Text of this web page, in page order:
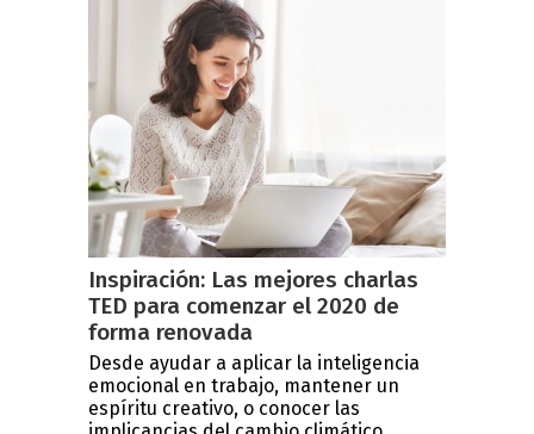
Inspiración: Las mejores charlas
TED para comenzar el 2020 de
forma renovada
Desde ayudar a aplicar la inteligencia
emocional en trabajo, mantener un
espíritu creativo, o conocer las